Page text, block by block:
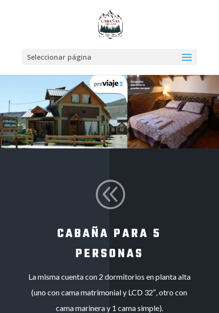
Seleccionar página
@
CABAÑA PARA 5
PERSONAS
La misma cuenta con 2 dormitorios en planta alta
(uno con cama matrimonial y LCD 32″, otro con
cama marinera y 1 cama simple).